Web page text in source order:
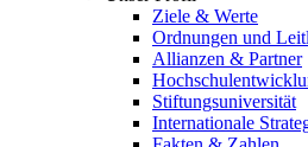
Ziele & Werte
Ordnungen und
Allianzen & Partner
Stiftungsuniversität
Internationale